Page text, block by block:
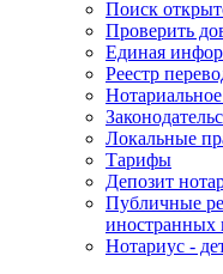
Поиск
Проверить
Единая
Реестр
Локальные
Тарифы
Депозит
Публичные
иностранных
Нотариус -